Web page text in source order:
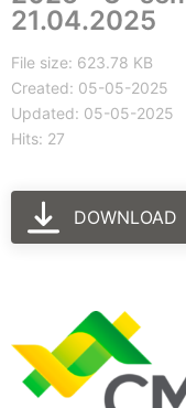
21.04.2025
File size: 623.78 KB
Created: 05-05-2025
Updated: 05-05-2025
Hits: 27
DOWNLOAD